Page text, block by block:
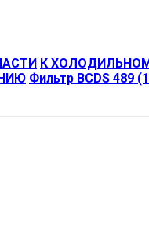
К
Фильтр BCDS 489